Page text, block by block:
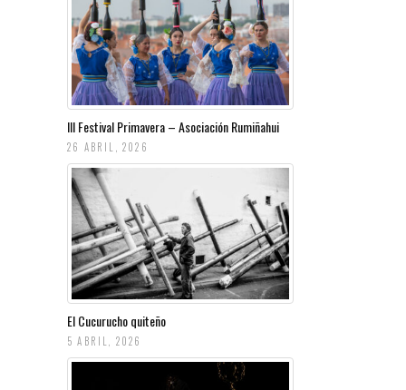
III Festival Primavera – Asociación Rumiñahui
26 ABRIL, 2026
El Cucurucho quiteño
5 ABRIL, 2026